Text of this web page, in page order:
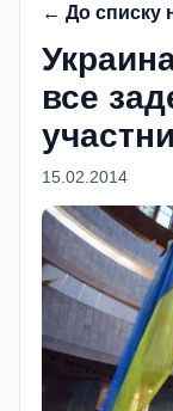
← До списку
все
15.02.2014